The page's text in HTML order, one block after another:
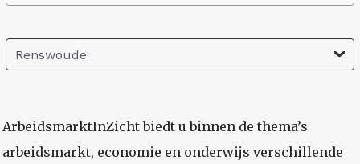
Renswoude
ArbeidsmarktInZicht biedt u binnen de thema’s
arbeidsmarkt, economie en onderwijs verschillende